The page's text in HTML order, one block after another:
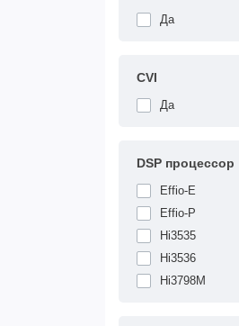
Да
CVI
Да
DSP процессор
Effio-E
Effio-P
Hi3535
Hi3536
Hi3798M